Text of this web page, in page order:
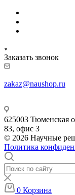
Заказать звонок
zakaz@naushop.ru
625003 Тюменская
83, офис 3
© 2026 Научные
Политика
0 Корзина